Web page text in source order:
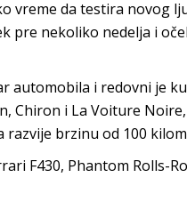
vreme da testira novog
pre nekoliko nedelja i
automobila i redovni je
Chiron i La Voiture
brzinu od 100
F430, Phantom Rolls-